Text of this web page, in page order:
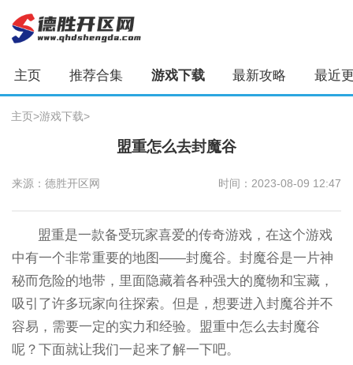
主页 推荐合集 游戏下载 最新攻略 最近
主页>游戏下载>
盟重怎么去封魔谷
来源：德胜开区网 时间：2023-08-09 12:47
盟重是一款备受玩家喜爱的传奇游戏，在这个游戏
中有一个非常重要的地图——封魔谷。封魔谷是一片神
秘而危险的地带，里面隐藏着各种强大的魔物和宝藏，
吸引了许多玩家向往探索。但是，想要进入封魔谷并不
容易，需要一定的实力和经验。盟重中怎么去封魔谷
呢？下面就让我们一起来了解一下吧。